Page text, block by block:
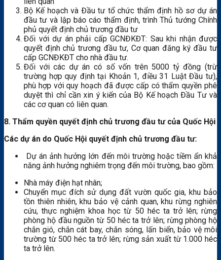
Bộ Kế hoạch và Đầu tư tổ chức thẩm định hồ sơ dự án
đầu tư và lập báo cáo thẩm định, trình Thủ tướng Chính
phủ quyết định chủ trương đầu tư
Đối với dự án phải cấp GCNĐKĐT: Sau khi nhận được
quyết định chủ trương đầu tư, Cơ quan đăng ký đầu tư
cấp GCNĐKĐT cho nhà đầu tư.
Đối với các dự án có số vốn trên 5000 tỷ đồng (trừ
trường hợp quy định tại Khoản 1, điều 31 Luật Đầu tư),
phù hợp với quy hoạch đã được cấp có thẩm quyền phê
duyệt thì chỉ cần xin ý kiến của Bộ Kế hoạch Đầu Tư và
các cơ quan có liên quan.
8. Thẩm quyền quyết định chủ trương đầu tư của Quốc Hội
Các dự án do Quốc Hội quyết định chủ trương đầu tư:
Dự án ảnh hưởng lớn đến môi trường hoặc tiềm ẩn khả
năng ảnh hưởng nghiêm trọng đến môi trường, bao gồm:
Nhà máy điện hạt nhân;
Chuyển mục đích sử dụng đất vườn quốc gia, khu bảo
tồn thiên nhiên, khu bảo vệ cảnh quan, khu rừng nghiên
cứu, thực nghiệm khoa học từ 50 héc ta trở lên; rừng
phòng hộ đầu nguồn từ 50 héc ta trở lên; rừng phòng hộ
chắn gió, chắn cát bay, chắn sóng, lấn biển, bảo vệ môi
trường từ 500 héc ta trở lên; rừng sản xuất từ 1.000 héc
ta trở lên.